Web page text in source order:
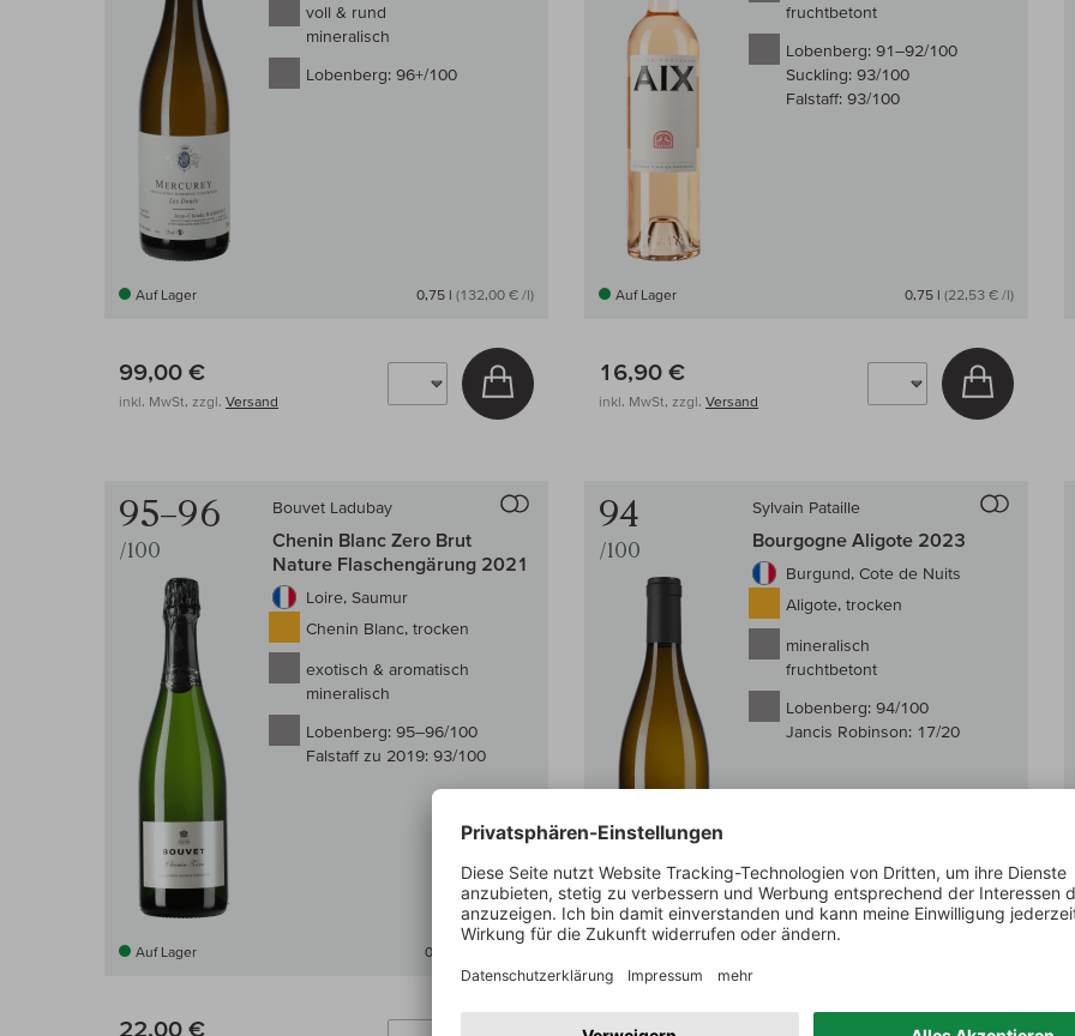
voll & rund
mineralisch
Lobenberg: 96+/100
Auf Lager 0,75 l (132,00 € /l)
99,00 €
inkl. MwSt, zzgl. Versand
In den Warenkorb
fruchtbetont
Lobenberg: 91–92/100
Suckling: 93/100
Falstaff: 93/100
Auf Lager 0,75 l (22,53 € /l)
16,90 €
inkl. MwSt, zzgl. Versand
In den
95–96
/100
Bouvet Ladubay
Chenin Blanc Zero Brut
Nature Flaschengärung 2021
Loire, Saumur
Chenin Blanc, trocken
exotisch & aromatisch
mineralisch
Lobenberg: 95–96/100
Falstaff zu 2019: 93/100
Auf Lager 0,75 l
22,00 € In den Warenkorb
94
/100
Sylvain Pataille
Bourgogne Aligote 2023
Burgund, Cote de Nuits
Aligote, trocken
mineralisch
fruchtbetont
Lobenberg: 94/100
Jancis Robinson: 17/20
27,50 € In den